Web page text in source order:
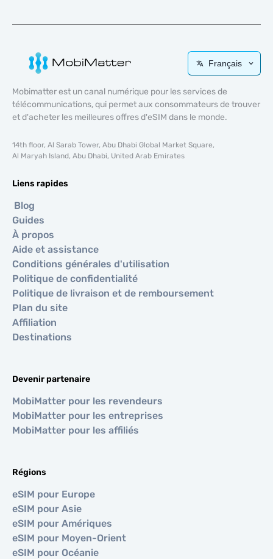
Français
Mobimatter est un canal numérique pour les services de
télécommunications, qui permet aux consommateurs de trouver
et d'acheter les meilleures offres d'eSIM dans le monde.
14th floor, Al Sarab Tower, Abu Dhabi Global Market Square,
Al Maryah Island, Abu Dhabi, United Arab Emirates
Liens rapides
Blog
Guides
À propos
Aide et assistance
Conditions générales d'utilisation
Politique de confidentialité
Politique de livraison et de remboursement
Plan du site
Affiliation
Destinations
Devenir partenaire
MobiMatter pour les revendeurs
MobiMatter pour les entreprises
MobiMatter pour les affiliés
Régions
eSIM pour Europe
eSIM pour Asie
eSIM pour Amériques
eSIM pour Moyen-Orient
eSIM pour Océanie